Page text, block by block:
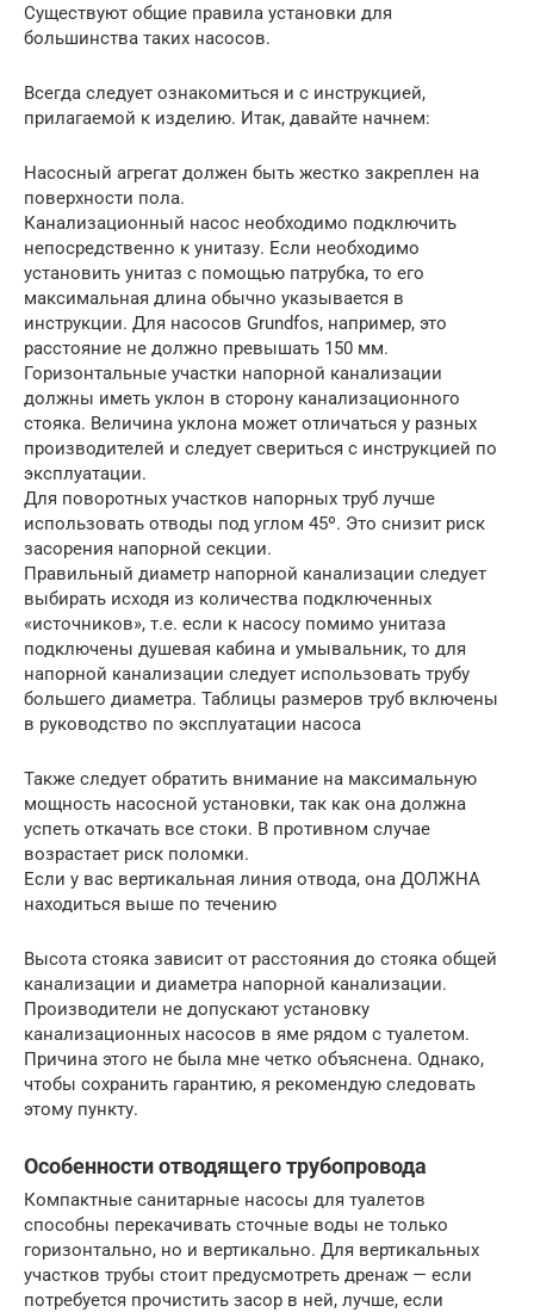
Существуют общие правила установки для
большинства таких насосов.
Всегда следует ознакомиться и с инструкцией,
прилагаемой к изделию. Итак, давайте начнем:
Насосный агрегат должен быть жестко закреплен на
поверхности пола.
Канализационный насос необходимо подключить
непосредственно к унитазу. Если необходимо
установить унитаз с помощью патрубка, то его
максимальная длина обычно указывается в
инструкции. Для насосов Grundfos, например, это
расстояние не должно превышать 150 мм.
Горизонтальные участки напорной канализации
должны иметь уклон в сторону канализационного
стояка. Величина уклона может отличаться у разных
производителей и следует свериться с инструкцией по
эксплуатации.
Для поворотных участков напорных труб лучше
использовать отводы под углом 45º. Это снизит риск
засорения напорной секции.
Правильный диаметр напорной канализации следует
выбирать исходя из количества подключенных
«источников», т.е. если к насосу помимо унитаза
подключены душевая кабина и умывальник, то для
напорной канализации следует использовать трубу
большего диаметра. Таблицы размеров труб включены
в руководство по эксплуатации насоса
Также следует обратить внимание на максимальную
мощность насосной установки, так как она должна
успеть откачать все стоки. В противном случае
возрастает риск поломки.
Если у вас вертикальная линия отвода, она ДОЛЖНА
находиться выше по течению
Высота стояка зависит от расстояния до стояка общей
канализации и диаметра напорной канализации.
Производители не допускают установку
канализационных насосов в яме рядом с туалетом.
Причина этого не была мне четко объяснена. Однако,
чтобы сохранить гарантию, я рекомендую следовать
этому пункту.
Особенности отводящего трубопровода
Компактные санитарные насосы для туалетов
способны перекачивать сточные воды не только
горизонтально, но и вертикально. Для вертикальных
участков трубы стоит предусмотреть дренаж — если
потребуется прочистить засор в ней, лучше, если